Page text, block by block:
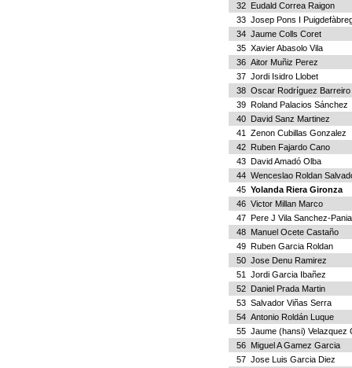
32
Eudald Correa Raigon
33 Josep Pons I
34 Jaume Colls Coret
35 Xavier Abasolo Vila
36 Aitor Muñiz Perez
37 Jordi Isidro Llobet
38 Oscar Rodríguez Barreiro
39 Roland Palacios Sánchez
40
David Sanz Martinez
41
Zenon Cubillas Gonzalez
42
Ruben Fajardo Cano
43 David Amadó Olba
44 Wenceslao Roldan
45 Yolanda Riera Gironza
46 Victor Millan Marco
47 Pere J Vila Sanchez-
48
Manuel Ocete Castaño
49 Ruben Garcia Roldan
50 Jose Denu Ramirez
51
Jordi Garcia Ibañez
52
Daniel Prada Martin
53 Salvador Viñas Serra
54 Antonio Roldán Luque
55 Jaume (hansi) Velazquez
56
Miguel A Gamez Garcia
57 Jose Luis Garcia Diez